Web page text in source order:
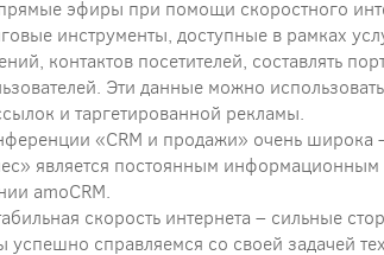
эфиры при помощи скоростного
инструменты, доступные в рамках
контактов посетителей, составлять
Эти данные можно
и таргетированной рекламы.
«CRM и продажи» очень широка
является постоянным информационным
amoCRM.
скорость интернета – сильные
справляемся со своей задачей